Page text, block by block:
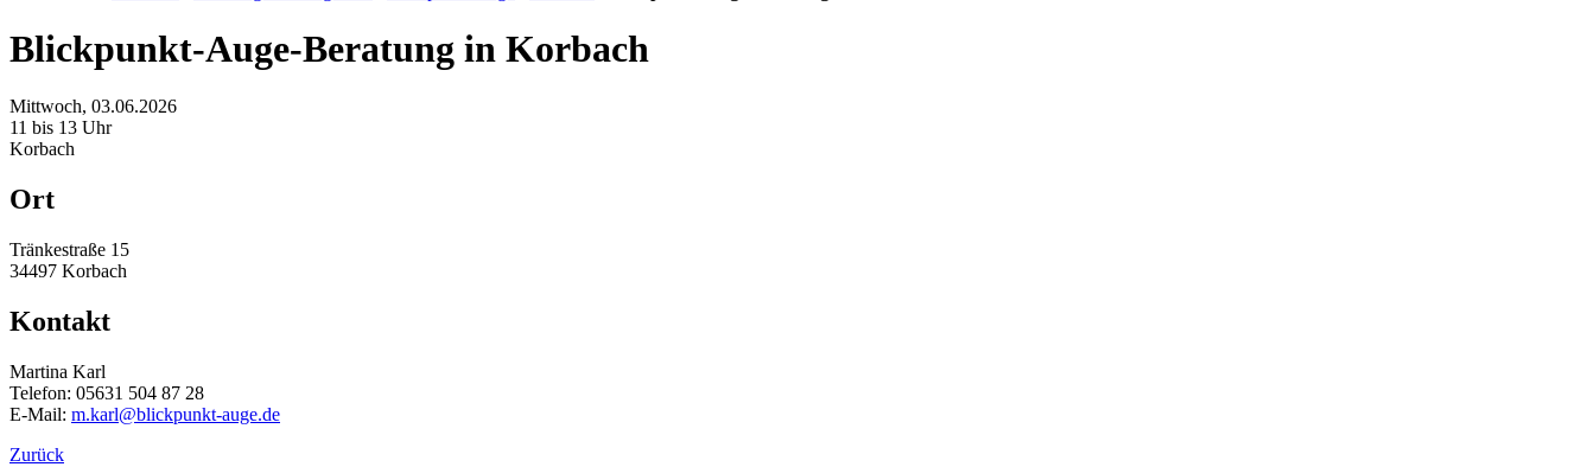
Blickpunkt-Auge-Beratung in Korbach
Mittwoch, 03.06.2026
11 bis 13 Uhr
Korbach
Ort
Tränkestraße 15
34497 Korbach
Kontakt
Martina Karl
Telefon: 05631 504 87 28
E-Mail: m.karl@blickpunkt-auge.de
Zurück